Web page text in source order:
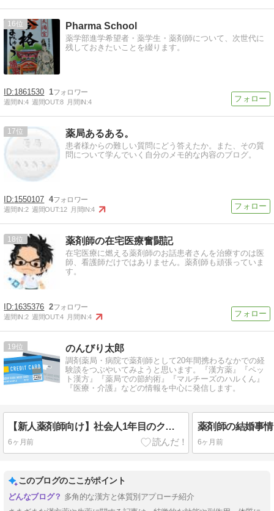
16 Pharma School
薬学部進学希望者・薬学生・薬剤師について、次世代に
残しておきたいことを綴ります。
1861530 1
週間IN:4 週間OUT:8 月間IN:4
17 薬局あるある。
患者様からの難しい質問にどう答えたか。また、その質
問について学んでいく自分のメモ的な内容のブログ。
1550107 4
週間IN:2 週間OUT:12 月間IN:4
18 薬剤師の在宅医療奮闘記
在宅医療に燃える薬剤師のお話患者さんを治療すのは医
師、看護師だけではありません。薬剤師も頑張っていま
す。
1635376 2
週間IN:2 週間OUT:4 月間IN:4
19 のんびり太郎
調剤薬局・病院で薬剤師として20年間携わるなかでの経
験談をつぶやいてみようと思います。『漢方薬』『ペッ
ト漢方』『薬局での節約術』『マルチーズのハルくん』
『医療・介護』などの情報を中心に発信します。
【新人薬剤師向け】社会人1年目のクレジットカード選び｜楽天カードのメリットと失敗しない使い方
6ヶ月前 6ヶ月前
このブログのここがポイント
多角的な漢方と体質別アプローチ紹介